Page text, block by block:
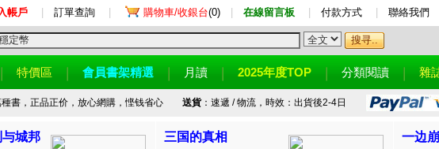
帳戶 訂單查詢 購物車/收銀台(0) 在線留言板 付款方式 聯絡我們
特價區 會員書架精選 月讀 2025年度TOP 分類閱讀 雜
書，正品正价，放心網購，悭钱省心 送貨：速遞 / 物流，時效：出貨後2-4日
城邦 三国的真相 一边